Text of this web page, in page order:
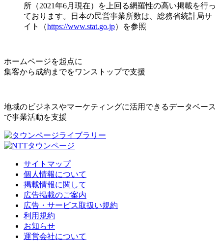
所（2021年6月現在）を上回る網羅性の高い掲載を行っ
ております。日本の民営事業所数は、総務省統計局サ
イト（https://www.stat.go.jp）を参照
ホームページを起点に
集客から成約までをワンストップで支援
地域のビジネスやマーケティングに活用できるデータベース
で事業活動を支援
サイトマップ
個人情報について
掲載情報に関して
広告掲載のご案内
広告・サービス取扱い規約
利用規約
お知らせ
運営会社について